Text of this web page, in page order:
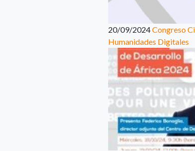
20/09/2024Congreso
Humanidades Digitales